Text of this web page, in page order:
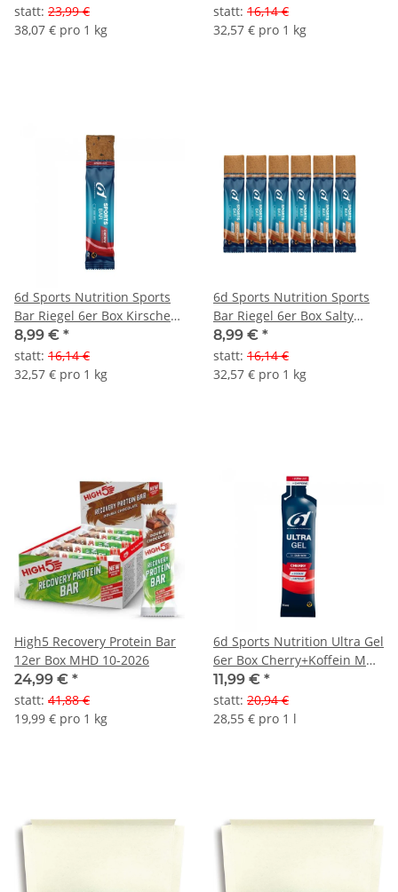
statt: 23,99 €
38,07 € pro 1 kg
statt: 16,14 €
32,57 € pro 1 kg
6d Sports Nutrition Sports
Bar Riegel 6er Box Kirsche
MHD 09-2026
8,99 € *
statt: 16,14 €
32,57 € pro 1 kg
6d Sports Nutrition Sports
Bar Riegel 6er Box Salty
Peanut MHD 09-2026
8,99 € *
statt: 16,14 €
32,57 € pro 1 kg
High5 Recovery Protein Bar
12er Box MHD 10-2026
24,99 € *
statt: 41,88 €
19,99 € pro 1 kg
6d Sports Nutrition Ultra Gel
6er Box Cherry+Koffein MHD
10-2026
11,99 € *
statt: 20,94 €
28,55 € pro 1 l